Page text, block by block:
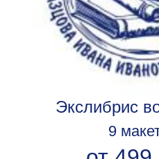
Экслибрис
9